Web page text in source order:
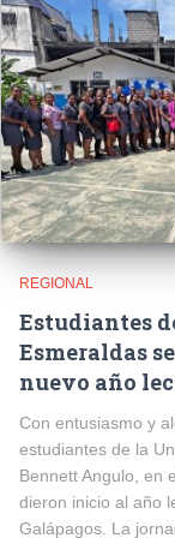
REGIONAL
Estudiantes
Esmeraldas
nuevo año
Con entusiasmo y
estudiantes de la
Bennett Angulo, en
dieron inicio al año
Galápagos. La